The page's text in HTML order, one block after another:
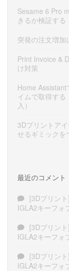
Sesame 6 Pro
きるか検証する
突発の注文増加
Print Invoice &
け対策
Home Assistant
イムで取得す
入）
3Dプリントア
せるギミックを
最近のコメント
[3Dプリン
IGLA2キーフォ
[3Dプリン
IGLA2キーフォ
[3Dプリン
IGLA2キーフォ